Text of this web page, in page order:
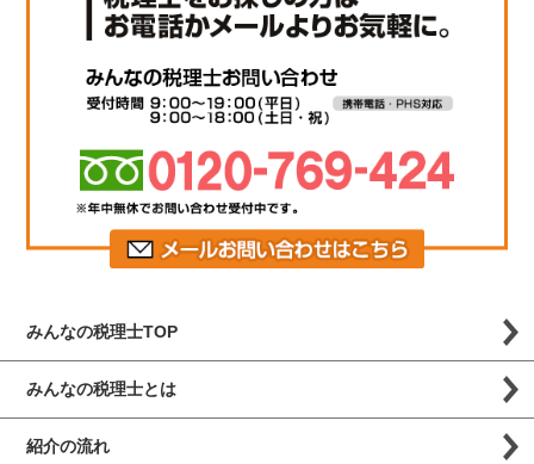
みんなの税理士TOP
みんなの税理士とは
紹介の流れ